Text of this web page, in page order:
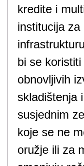
kredite i
institucija za
bi se
obnovljivih
skladištenja
susjednim
koje se ne
oružje ili za